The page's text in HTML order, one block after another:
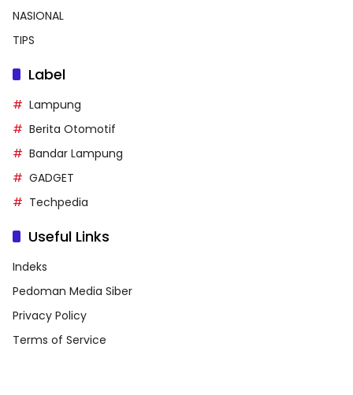
NASIONAL
TIPS
Label
Lampung
Berita Otomotif
Bandar Lampung
GADGET
Techpedia
Useful Links
Indeks
Pedoman Media Siber
Privacy Policy
Terms of Service